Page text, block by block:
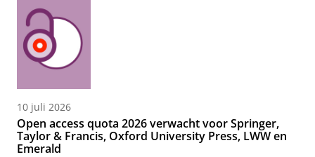
10 juli 2026
Open access quota 2026 verwacht voor Springer,
Taylor & Francis, Oxford University Press, LWW en
Emerald